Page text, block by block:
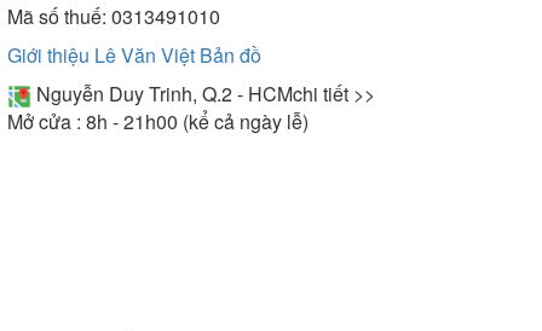
Mã số thuế: 0313491010
Giới thiệu Lê Văn Việt Bản đồ
Nguyễn Duy Trinh, Q.2 - HCMchi tiết >>
Mở cửa : 8h - 21h00 (kể cả ngày lễ)